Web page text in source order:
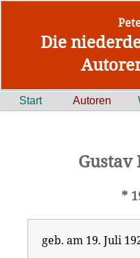
Die
Start Autoren
Gustav
*
geb. am 19. Juli